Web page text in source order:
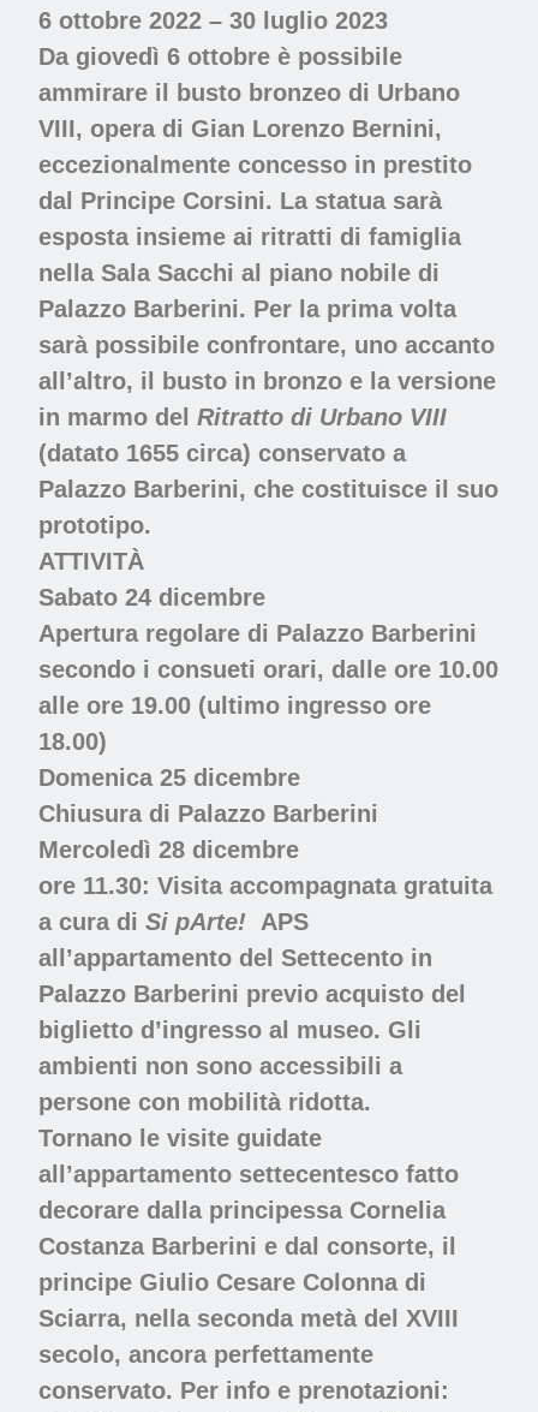
6 ottobre 2022 – 30 luglio 2023
Da giovedì 6 ottobre è possibile
ammirare il busto bronzeo di Urbano
VIII, opera di Gian Lorenzo Bernini,
eccezionalmente concesso in prestito
dal Principe Corsini. La statua sarà
esposta insieme ai ritratti di famiglia
nella Sala Sacchi al piano nobile di
Palazzo Barberini. Per la prima volta
sarà possibile confrontare, uno accanto
all’altro, il busto in bronzo e la versione
in marmo del Ritratto di Urbano VIII
(datato 1655 circa) conservato a
Palazzo Barberini, che costituisce il suo
prototipo.
ATTIVITÀ
Sabato 24 dicembre
Apertura regolare di Palazzo Barberini
secondo i consueti orari, dalle ore 10.00
alle ore 19.00 (ultimo ingresso ore
18.00)
Domenica 25 dicembre
Chiusura di Palazzo Barberini
Mercoledì 28 dicembre
ore 11.30: Visita accompagnata gratuita
a cura di Si pArte! APS
all’appartamento del Settecento in
Palazzo Barberini previo acquisto del
biglietto d’ingresso al museo. Gli
ambienti non sono accessibili a
persone con mobilità ridotta.
Tornano le visite guidate
all’appartamento settecentesco fatto
decorare dalla principessa Cornelia
Costanza Barberini e dal consorte, il
principe Giulio Cesare Colonna di
Sciarra, nella seconda metà del XVIII
secolo, ancora perfettamente
conservato. Per info e prenotazioni: